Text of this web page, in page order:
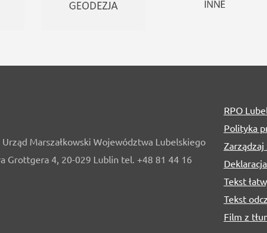
Urząd Marszałkowski Województwa Lubelskiego
Grottgera 4, 20-029 Lublin tel. +48 81 44 16
RPO
Polityka
Zarządzaj
Tekst
Tekst
Film z